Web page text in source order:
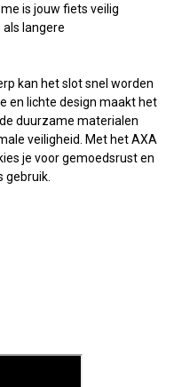
is jouw fiets veilig
langere
kan het slot snel worden
en lichte design maakt het
duurzame materialen
veiligheid. Met het AXA
je voor gemoedsrust en
gebruik.